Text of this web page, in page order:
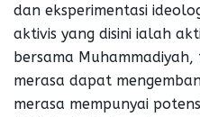
dan eksperimentasi
aktivis yang disini ialah
bersama
merasa dapat
merasa mempunyai